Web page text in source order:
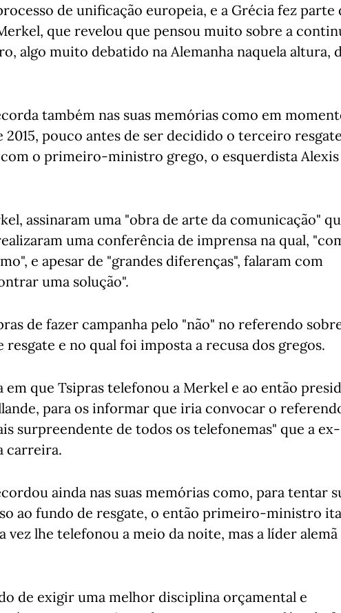
de unificação europeia, e a Grécia fez parte
que revelou que pensou muito sobre a
algo muito debatido na Alemanha naquela altura,
também nas suas memórias como em
2015, pouco antes de ser decidido o terceiro
com o primeiro-ministro grego, o esquerdista Alexis
assinaram uma "obra de arte da comunicação"
uma conferência de imprensa na qual,
e apesar de "grandes diferenças", falaram com
uma solução".
de fazer campanha pelo "não" no referendo
e no qual foi imposta a recusa dos gregos.
em que Tsipras telefonou a Merkel e ao então
para os informar que iria convocar o
surpreendente de todos os telefonemas" que a ex-
carreira.
ainda nas suas memórias como, para tentar
ao fundo de resgate, o então primeiro-ministro
vez lhe telefonou a meio da noite, mas a líder alemã
de exigir uma melhor disciplina orçamental e